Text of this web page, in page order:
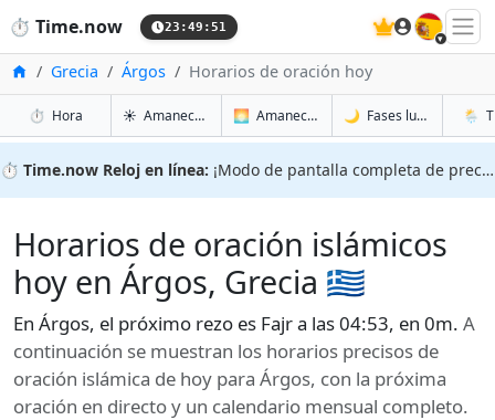
⏱️ Time.now 23:49:52 🇪🇸
InicioGrecia Árgos Horarios de oración hoy
⏱️ Horaen Árgos
☀️ Amanecer y atardecer en Árgos
🌅 Amanecer y atardecer mañana en
🌙 Fases lunares en🌦️
⏱️ Time.now Reloj en línea: ¡Modo de pantalla completa de precisión!
Horarios de oración islámicos
hoy en Árgos, Grecia 🇬🇷
En Árgos, el próximo rezo es Fajr a las 04:53, en 0m. A
continuación se muestran los horarios precisos de
oración islámica de hoy para Árgos, con la próxima
oración en directo y un calendario mensual completo.